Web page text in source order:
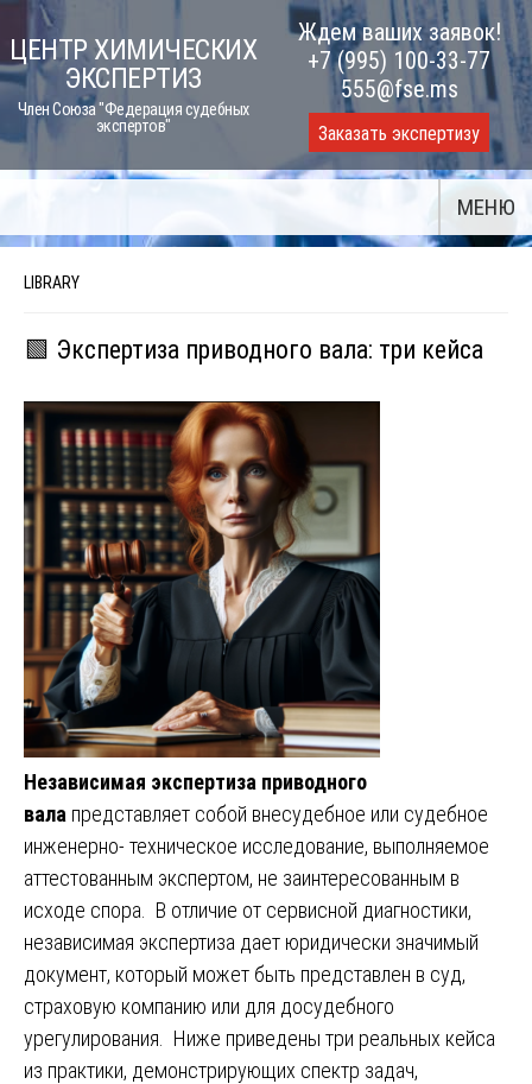
Skip
to
content
ЦЕНТР ХИМИЧЕСКИХ
ЭКСПЕРТИЗ
Член Союза "Федерация судебных
экспертов"
Ждем ваших заявок!
+7 (995) 100-33-77
555@fse.ms
Заказать экспертизу
МЕНЮ
LIBRARY
🟩 Экспертиза приводного вала: три кейса
Независимая экспертиза приводного
вала представляет собой внесудебное или судебное
инженерно- техническое исследование, выполняемое
аттестованным экспертом, не заинтересованным в
исходе спора. В отличие от сервисной диагностики,
независимая экспертиза дает юридически значимый
документ, который может быть представлен в суд,
страховую компанию или для досудебного
урегулирования. Ниже приведены три реальных кейса
из практики, демонстрирующих спектр задач,